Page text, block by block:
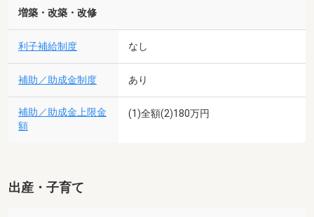
増築・改築・改修
利子補給制度 なし
補助／助成金制度 あり
補助／助成金上限金
額
(1)全額(2)180万円
出産・子育て